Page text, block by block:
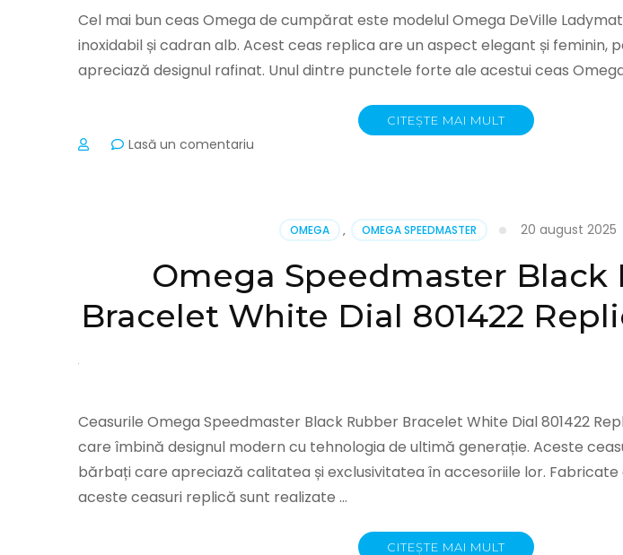
Cel mai bun ceas Omega de cumpărat este modelul Omega DeVille
inoxidabil și cadran alb. Acest ceas replica are un aspect elegant și
apreciază designul rafinat. Unul dintre punctele forte ale acestui ceas
CITEȘTE MAI MULT
Lasă un comentariu
Stainless
Steel
White
Replica
Watches
OMEGA , OMEGA SPEEDMASTER 20 august 2025
Omega Speedmaster Black
Bracelet White Dial 801422
Ceasurile Omega Speedmaster Black Rubber Bracelet White Dial 801422
care îmbină designul modern cu tehnologia de ultimă generație. Aceste
bărbați care apreciază calitatea și exclusivitatea în accesoriile lor.
aceste ceasuri replică sunt realizate …
CITEȘTE MAI MULT